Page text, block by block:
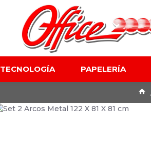
TECNOLOGÍA PAPELERÍA